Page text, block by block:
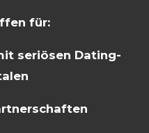
für:
seriösen Dating-